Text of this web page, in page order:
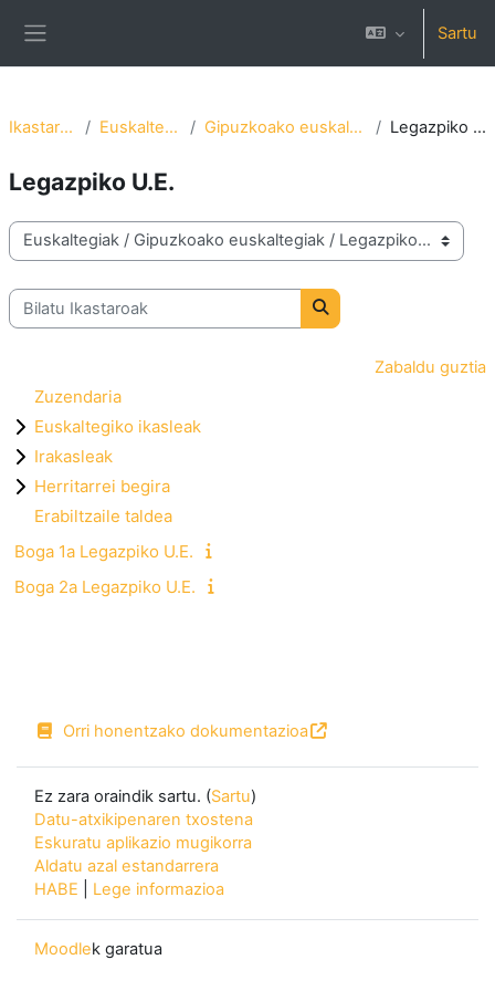
Sartu
Ikastaroak Euskaltegiak Gipuzkoako euskaltegiak Legazpiko U.E.
Legazpiko U.E.
Ikastaro-kategoriak
Bilatu Ikastaroak
Bilatu Ikastaroak
Zabaldu guztia
Zuzendaria
Euskaltegiko ikasleak
Irakasleak
Herritarrei begira
Erabiltzaile taldea
Boga 1a Legazpiko U.E.
Boga 2a Legazpiko U.E.
Orri honentzako dokumentazioa
Ez zara oraindik sartu. (Sartu)
Datu-atxikipenaren txostena
Eskuratu aplikazio mugikorra
Aldatu azal estandarrera
HABE
Lege informazioa
Moodlek garatua